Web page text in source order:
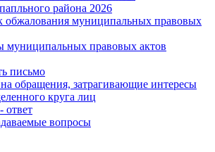
района 2026
обжалования муниципальных правовых
муниципальных правовых актов
письмо
обращения, затрагивающие интересы
круга лиц
ответ
вопросы